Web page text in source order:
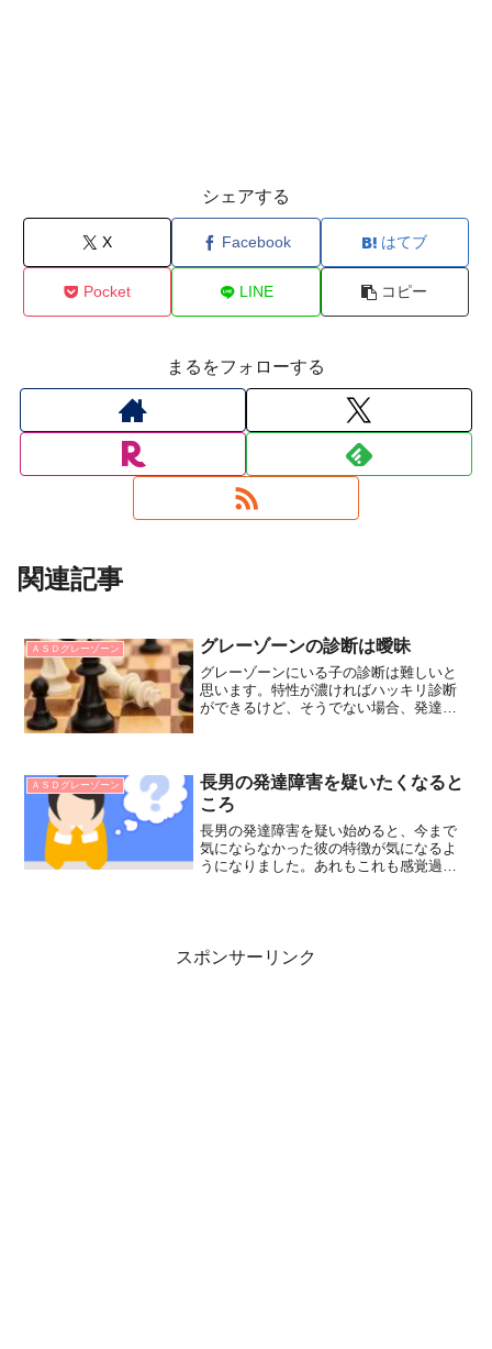
シェアする
X Facebook はてブ
Pocket LINE コピー
まるをフォローする
関連記事
ＡＳＤグレーゾーン グレーゾーンの診断は曖昧
グレーゾーンにいる子の診断は難しいと
思います。特性が濃ければハッキリ診断
ができるけど、そうでない場合、発達障
なことが多いかもしれません。
ＡＳＤグレーゾーン
長男の発達障害を疑いたくなると
ころ
長男の発達障害を疑い始めると、今まで
気にならなかった彼の特徴が気になるよ
うになりました。あれもこれも感覚過敏
スポンサーリンク